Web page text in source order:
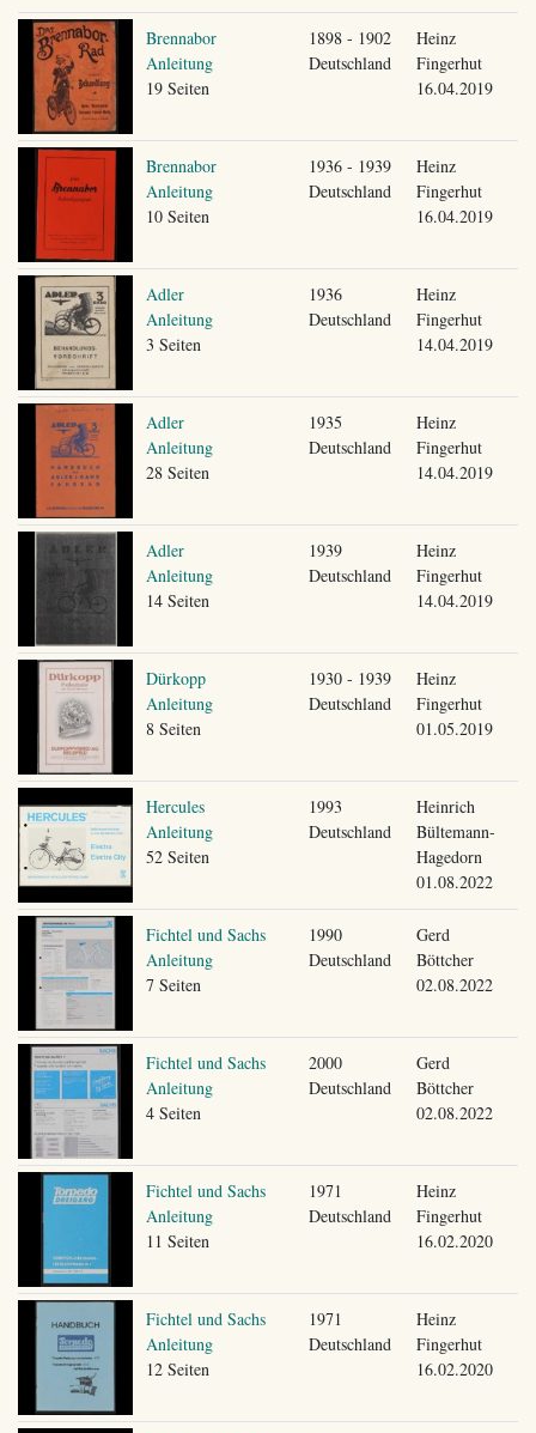
Brennabor
Anleitung
19 Seiten
1898 - 1902
Deutschland
Heinz
Fingerhut
16.04.2019
Brennabor
Anleitung
10 Seiten
1936 - 1939
Deutschland
Heinz
Fingerhut
16.04.2019
Adler
Anleitung
3 Seiten
1936
Deutschland
Heinz
Fingerhut
14.04.2019
Adler
Anleitung
28 Seiten
1935
Deutschland
Heinz
Fingerhut
14.04.2019
Adler
Anleitung
14 Seiten
1939
Deutschland
Heinz
Fingerhut
14.04.2019
Dürkopp
Anleitung
8 Seiten
1930 - 1939
Deutschland
Heinz
Fingerhut
01.05.2019
Hercules
Anleitung
52 Seiten
1993
Deutschland
Heinrich
Bültemann-
Hagedorn
01.08.2022
Fichtel und Sachs
Anleitung
7 Seiten
1990
Deutschland
Gerd
Böttcher
02.08.2022
Fichtel und Sachs
Anleitung
4 Seiten
2000
Deutschland
Gerd
Böttcher
02.08.2022
Fichtel und Sachs
Anleitung
11 Seiten
1971
Deutschland
Heinz
Fingerhut
16.02.2020
Fichtel und Sachs
Anleitung
12 Seiten
1971
Deutschland
Heinz
Fingerhut
16.02.2020